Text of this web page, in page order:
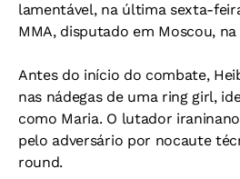
lamentável, na última sexta-
MMA, disputado em Moscou, na
Antes do início do combate,
nas nádegas de uma ring girl,
como Maria. O lutador
pelo adversário por nocaute
round.